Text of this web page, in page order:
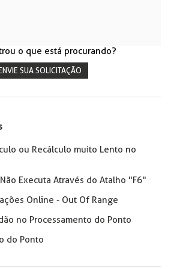
o que está procurando?
SUA SOLICITAÇÃO
ou Recálculo muito Lento no
Executa Através do Atalho "F6"
Online - Out Of Range
no Processamento do Ponto
do Ponto